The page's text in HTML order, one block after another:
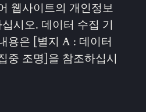
웹사이트의 개인정보
시오. 데이터 수집 기
용은 [별지 A : 데이터
중 조명]을 참조하십시